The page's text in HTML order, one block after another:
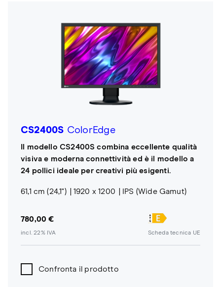
CS2400S ColorEdge
Il modello CS2400S combina eccellente qualità
visiva e moderna connettività ed è il modello a
24 pollici ideale per creativi più esigenti.
61,1 cm (24,1") 1920 x 1200 IPS (Wide Gamut)
780,00 €
incl. 22% IVA Scheda tecnica UE
Confronta il prodotto